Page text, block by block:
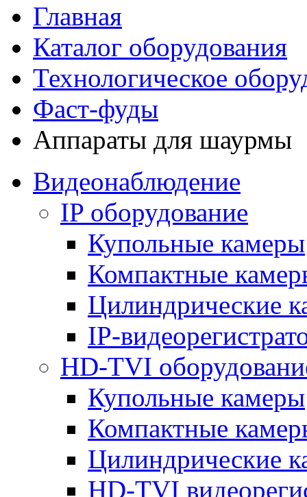
Главная
Каталог оборудования
Технологическое
Фаст-фуды
Аппараты для шаурмы
Видеонаблюдение
IP оборудование
Купольные камеры
Компактные
Цилиндрические
IP-
HD-TVI
Купольные камеры
Компактные
Цилиндрические
HD-TVI